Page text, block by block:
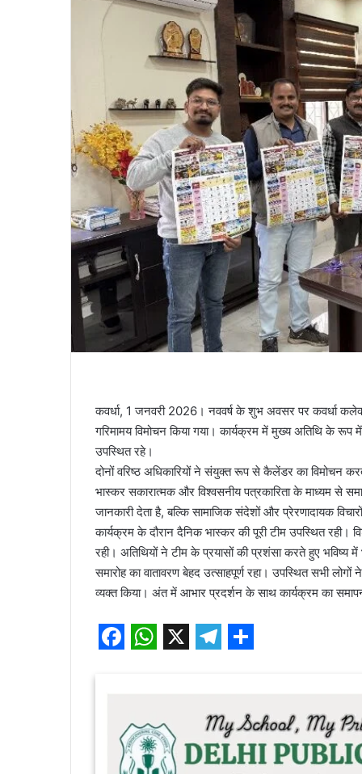
कवर्धा, 1 जनवरी 2026। नववर्ष के शुभ अवसर पर कवर्धा
गरिमामय विमोचन किया गया। कार्यक्रम में मुख्य अतिथि के रूप
उपस्थित रहे।
दोनों वरिष्ठ अधिकारियों ने संयुक्त रूप से कैलेंडर का विमोचन
भास्कर सकारात्मक और विश्वसनीय पत्रकारिता के माध्यम से
जानकारी देता है, बल्कि सामाजिक संदेशों और प्रेरणादायक
कार्यक्रम के दौरान दैनिक भास्कर की पूरी टीम उपस्थित
रही। अतिथियों ने टीम के प्रयासों की प्रशंसा करते हुए भविष्य
समारोह का वातावरण बेहद उत्साहपूर्ण रहा। उपस्थित सभी
व्यक्त किया। अंत में आभार प्रदर्शन के साथ कार्यक्रम का
t
s
e
g
a
r
e